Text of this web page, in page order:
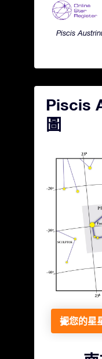
Piscis
Piscis
圖
把您的星